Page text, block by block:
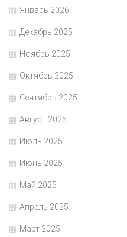
Январь 2026
Декабрь 2025
Ноябрь 2025
Октябрь 2025
Сентябрь 2025
Август 2025
Июль 2025
Июнь 2025
Май 2025
Апрель 2025
Март 2025